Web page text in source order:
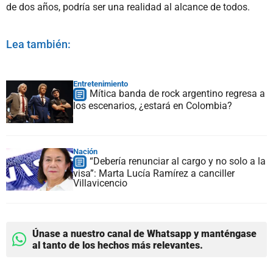
de dos años, podría ser una realidad al alcance de todos.
Lea también:
Entretenimiento
Mítica banda de rock argentino regresa a
los escenarios, ¿estará en Colombia?
Nación
“Debería renunciar al cargo y no solo a la
visa”: Marta Lucía Ramírez a canciller
Villavicencio
Únase a nuestro canal de Whatsapp y manténgase
al tanto de los hechos más relevantes.